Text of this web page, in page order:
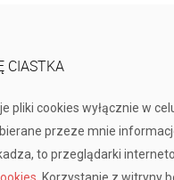
CIASTKA
pliki cookies wyłącznie w
przeze mnie
to przeglądarki